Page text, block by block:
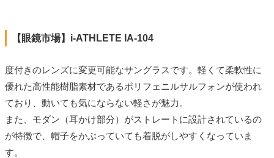
【眼鏡市場】i-ATHLETE IA-104
度付きのレンズに変更可能なサングラスです。軽くて柔軟性に
優れた高性能樹脂素材であるポリフェニルサルフォンが使われ
ており、動いても気にならない軽さが魅力。
また、モダン（耳かけ部分）がストレートに設計されているの
が特徴で、帽子をかぶっていても着脱がしやすくなっていま
す。